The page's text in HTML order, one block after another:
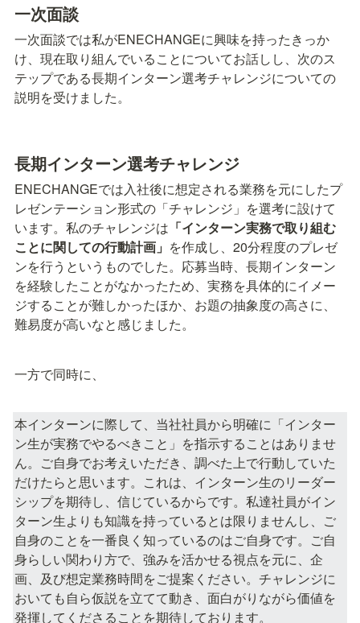
一次面談
一次面談では私がENECHANGEに興味を持ったきっか
け、現在取り組んでいることについてお話しし、次のス
テップである長期インターン選考チャレンジについての
説明を受けました。
長期インターン選考チャレンジ
ENECHANGEでは入社後に想定される業務を元にしたプ
レゼンテーション形式の「チャレンジ」を選考に設けて
います。私のチャレンジは 「インターン実務で取り組む
ことに関しての行動計画」 を作成し、20分程度のプレゼ
ンを行うというものでした。応募当時、長期インターン
を経験したことがなかったため、実務を具体的にイメー
ジすることが難しかったほか、お題の抽象度の高さに、
難易度が高いなと感じました。
一方で同時に、
本インターンに際して、当社社員から明確に「インター
ン生が実務でやるべきこと」を指示することはありませ
ん。ご自身でお考えいただき、調べた上で行動していた
だけたらと思います。これは、インターン生のリーダー
シップを期待し、信じているからです。私達社員がイン
ターン生よりも知識を持っているとは限りませんし、ご
自身のことを一番良く知っているのはご自身です。ご自
身らしい関わり方で、強みを活かせる視点を元に、企
画、及び想定業務時間をご提案ください。チャレンジに
おいても自ら仮説を立てて動き、面白がりながら価値を
発揮してくださることを期待しております。